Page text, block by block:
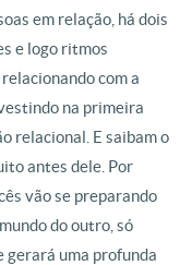
em relação, há dois
e logo ritmos
com a
na primeira
relacional. E saibam o
antes dele. Por
vão se preparando
do outro, só
gerará uma profunda